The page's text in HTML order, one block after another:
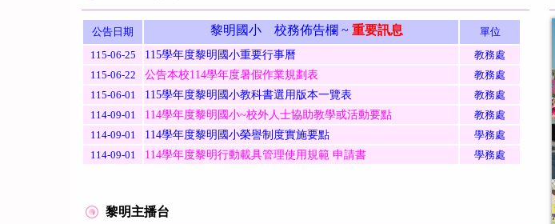
公告 日期 黎明國小 校務佈告欄 ~ 重要訊息
單位
115-06-25
115學年度黎明國小重要行事曆
教務處
115-06-22
公告本校114學年度暑假作業規劃表
教務處
115-06-01
115學年度黎明國小教科書選用版本一覽表
教務處
114-09-01
114學年度黎明國小~校外人士協助教學或活動要點
教務處
114-09-01
114學年度黎明國小榮譽制度實施要點
學務處
114-09-01
114學年度黎明行動載具管理使用規範 申請書 學務處
黎明主播台